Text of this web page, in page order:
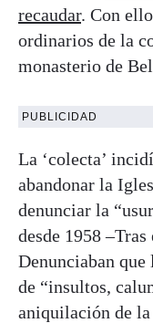
recaudar. Con
ordinarios de la
monasterio de
PUBLICIDAD
La ‘colecta’
abandonar la
denunciar la
desde 1958
Denunciaban que
de “insultos,
aniquilación de la